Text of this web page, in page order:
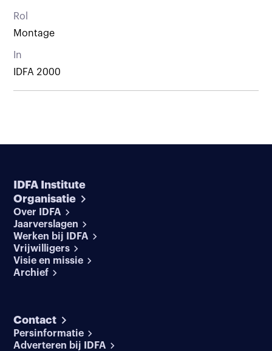
Rol
Montage
In
IDFA 2000
IDFA Institute
Organisatie
Over IDFA
Jaarverslagen
Werken bij IDFA
Vrijwilligers
Visie en missie
Archief
Contact
Persinformatie
Adverteren bij IDFA